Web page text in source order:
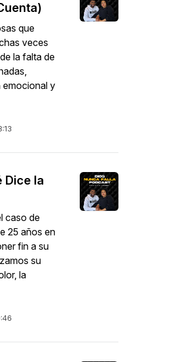
que
veces
la falta de
emocional y
Dice la
caso de
25 años en
fin a su
su
la